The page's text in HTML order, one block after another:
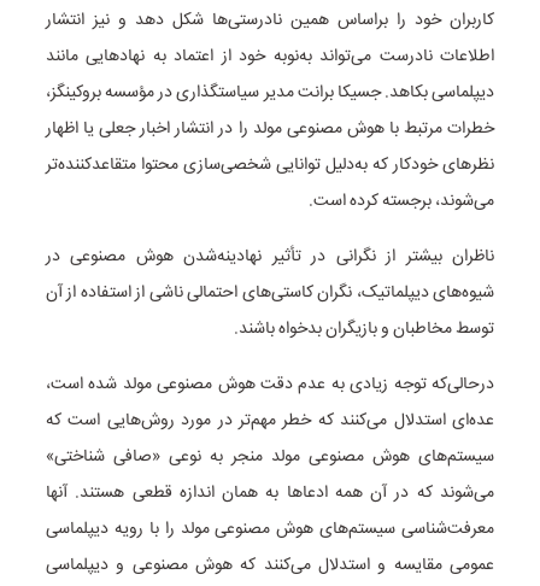
کاربران خود را براساس همین نادرستی‌ها شکل دهد و نیز انتشار
اطلاعات نادرست می‌تواند به‌نوبه خود از اعتماد به نهادهایی مانند
دیپلماسی بکاهد. جسیکا برانت مدیر سیاستگذاری در مؤسسه بروکینگز،
خطرات مرتبط با هوش مصنوعی مولد را در انتشار اخبار جعلی یا اظهار
نظرهای خودکار که به‌دلیل توانایی شخصی‌سازی محتوا متقاعدکننده‌تر
می‌شوند، برجسته کرده است.
ناظران بیشتر از نگرانی در تأثیر نهادینه‌شدن هوش مصنوعی در
شیوه‌های دیپلماتیک، نگران کاستی‌های احتمالی ناشی از استفاده از آن
توسط مخاطبان و بازیگران بدخواه باشند.
درحالی‌که توجه زیادی به عدم دقت هوش مصنوعی مولد شده است،
عده‌ای استدلال می‌کنند که خطر مهم‌تر در مورد روش‌هایی است که
سیستم‌های هوش مصنوعی مولد منجر به نوعی «صافی شناختی»
می‌شوند که در آن همه ادعاها به همان اندازه قطعی هستند. آنها
معرفت‌شناسی سیستم‌های هوش مصنوعی مولد را با رویه دیپلماسی
عمومی مقایسه و استدلال می‌کنند که هوش مصنوعی و دیپلماسی